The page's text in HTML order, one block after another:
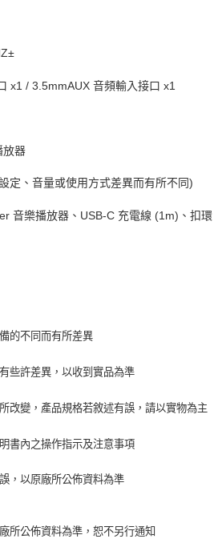
±
x1 / 3.5mmAUX 音頻輸入接口 x1
放器
定、音量或使用方式差異而有所不同)
音樂播放器、 USB-C 充電線 (1m) 、扣環
的不同而有所差異
些許差異，以收到實品為準
改變，產品規格若敘述有誤，請以實物為主
書內之操作指示及注意事項
，以原廠所公佈資料為準
所公佈資料為準，恕不另行通知